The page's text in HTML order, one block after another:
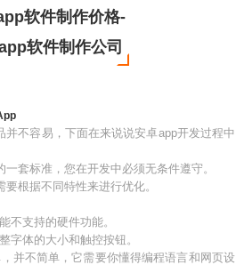
软件制作价格-
软件制作公司
不容易，下面在来说说安卓app开发过程中
套标准，您在开发中必须无条件遵守。
根据不同特性来进行优化。
不支持的硬件功能。
字体的大小和触控按钮。
并不简单，它需要你懂得编程语言和网页设